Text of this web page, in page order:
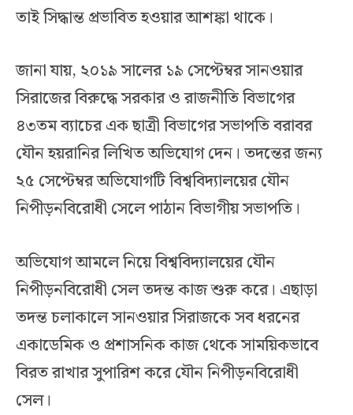
তাই সিদ্ধান্ত প্রভাবিত হওয়ার আশঙ্কা থাকে।
জানা যায়, ২০১৯ সালের ১৯ সেপ্টেম্বর সানওয়ার
সিরাজের বিরুদ্ধে সরকার ও রাজনীতি বিভাগের
৪৩তম ব্যাচের এক ছাত্রী বিভাগের সভাপতি বরাবর
যৌন হয়রানির লিখিত অভিযোগ দেন। তদন্তের জন্য
২৫ সেপ্টেম্বর অভিযোগটি বিশ্ববিদ্যালয়ের যৌন
নিপীড়নবিরোধী সেলে পাঠান বিভাগীয় সভাপতি।
অভিযোগ আমলে নিয়ে বিশ্ববিদ্যালয়ের যৌন
নিপীড়নবিরোধী সেল তদন্ত কাজ শুরু করে। এছাড়া
তদন্ত চলাকালে সানওয়ার সিরাজকে সব ধরনের
একাডেমিক ও প্রশাসনিক কাজ থেকে সাময়িকভাবে
বিরত রাখার সুপারিশ করে যৌন নিপীড়নবিরোধী
সেল।